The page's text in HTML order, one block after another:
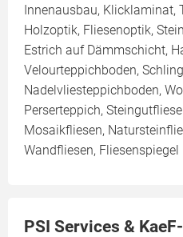
Innenausbau, Klicklaminat,
Holzoptik, Fliesenoptik,
Estrich auf Dämmschicht,
Velourteppichboden,
Nadelvliesteppichboden,
Perserteppich,
Mosaikfliesen,
Wandfliesen, Fliesenspiegel
PSI Services &